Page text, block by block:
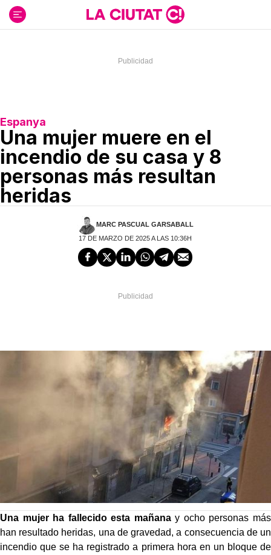
contenido
Espanya
Una mujer muere en el
incendio de su casa y 8
personas más resultan
heridas
MARC PASCUAL GARSABALL
17 DE MARZO DE 2025 A LAS 10:36H
Una mujer ha fallecido esta mañanay ocho personas más
han resultado heridas, una de gravedad, a consecuencia de un
incendio que se ha registrado a primera hora en un bloque de